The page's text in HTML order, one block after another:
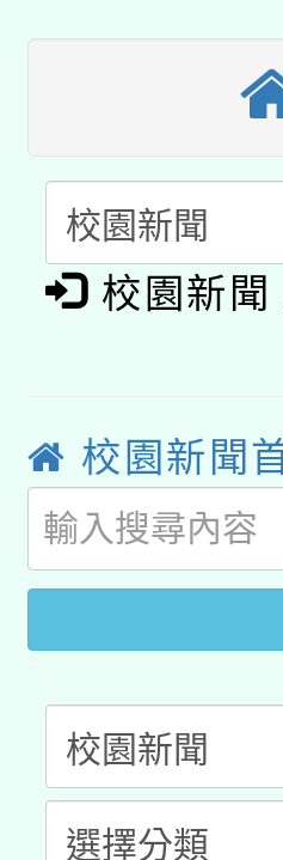
動」
開 智慧啟
招甄選
招)
適應運
暨閱讀推
科技賦能
礎課程
A3數位素
「數位
薪期間赴
轉知經濟
業技術研
用水績優
動」
115年8
桃園市孔
開 智慧
2026年桃
校園新聞
校園新聞